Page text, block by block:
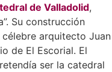
de Valladolid,
Su construcción
arquitecto Juan
de El Escorial. El
ser la catedral